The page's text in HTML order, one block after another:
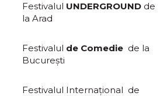
Festivalul UNDERGROUND de
la Arad
Festivalul de Comedie de la
Bucureşti
Festivalul Internaţional de